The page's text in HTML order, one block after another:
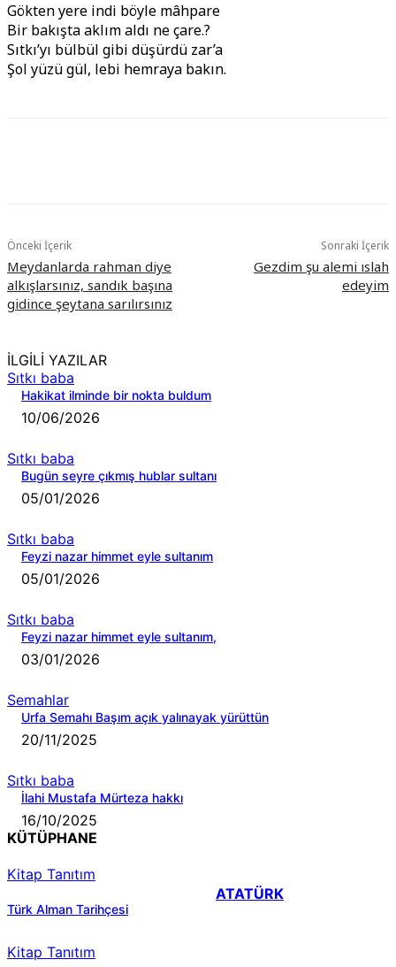
Gökten yere indi böyle mâhpare
Bir bakışta aklım aldı ne çare.?
Sıtkı’yı bülbül gibi düşürdü zar’a
Şol yüzü gül, lebi hemraya bakın.
Önceki İçerik
Meydanlarda rahman diye
alkışlarsınız, sandık başına
gidince şeytana sarılırsınız
Sonraki İçerik
Gezdim şu alemi ıslah
edeyim
İLGİLİ YAZILAR
Sıtkı baba
Hakikat ilminde bir nokta buldum
10/06/2026
Sıtkı baba
Bugün seyre çıkmış hublar sultanı
05/01/2026
Sıtkı baba
Feyzi nazar himmet eyle sultanım
05/01/2026
Sıtkı baba
Feyzi nazar himmet eyle sultanım,
03/01/2026
Semahlar
Urfa Semahı Başım açık yalınayak yürüttün
20/11/2025
Sıtkı baba
İlahi Mustafa Mürteza hakkı
16/10/2025
KÜTÜPHANE
Kitap Tanıtım
Türk Alman Tarihçesi
Kitap Tanıtım
ATATÜRK